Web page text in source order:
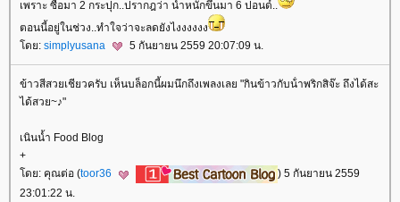
เพราะ ซื้อมา 2 กระปุก..ปรากฎว่า น้ำหนักขึ้นมา 6 ปอนด์..
ตอนนี้อยู่ในช่วง..ทำใจว่าจะลดยังไงงงงงง
ดย: simplyusana 5 กันยายน 2559 20:07:09 น.
ข้าวสีสวยเชียวครับ เห็นบล็อกนี้ผมนึกถึงเพลงเลย "กินข้าวกับน้ําพริกสิจ๊ะ ถึงได้สะ
ได้สวย~♪"
เนินน้ำ Food Blog
+
ดย: คุณต่อ (toor36
) 5 กันยายน 2559
23:01:22 น.